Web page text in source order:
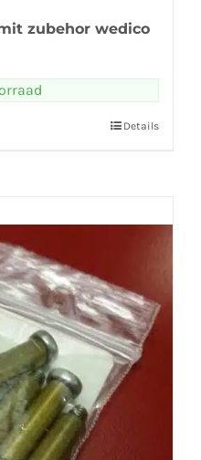
zubehor wedico
Details